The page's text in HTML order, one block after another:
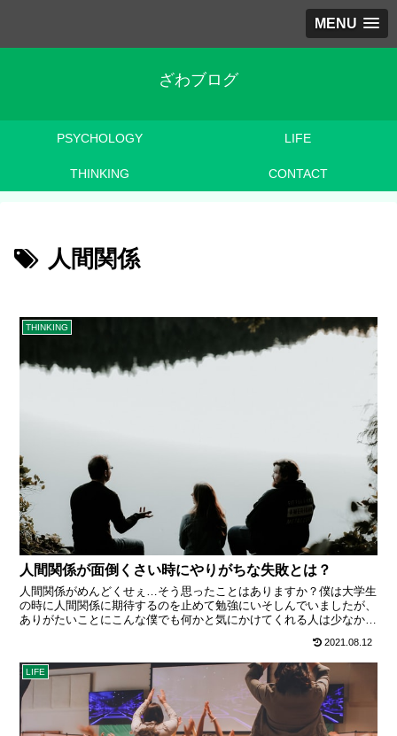
MENU
ざわブログ
PSYCHOLOGY LIFE
THINKING CONTACT
人間関係
THINKING
人間関係が面倒くさい時にやりがちな失敗とは？
人間関係がめんどくせぇ…そう思ったことはありますか？僕は大学生
の時に人間関係に期待するのを止めて勉強にいそしんでいましたが、
ありがたいことにこんな僕でも何かと気にかけてくれる人は少なから
ですが、世の中僕みたいに偶然の産物でうまいこと人づきあいができ
ている人ば ･･･
2021.08.12
LIFE